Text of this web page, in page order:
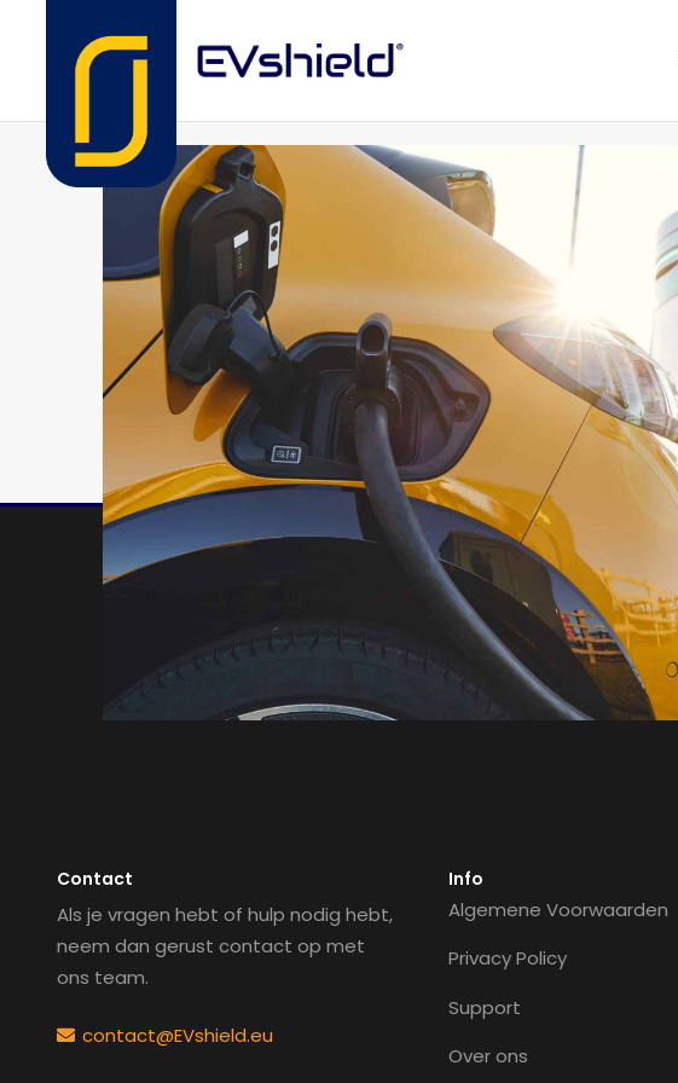
Contact
Als je vragen hebt of hulp nodig hebt,
neem dan gerust contact op met
ons team.
contact@EVshield.eu
Info
Algemene Voorwaarden
Privacy Policy
Support
Over ons